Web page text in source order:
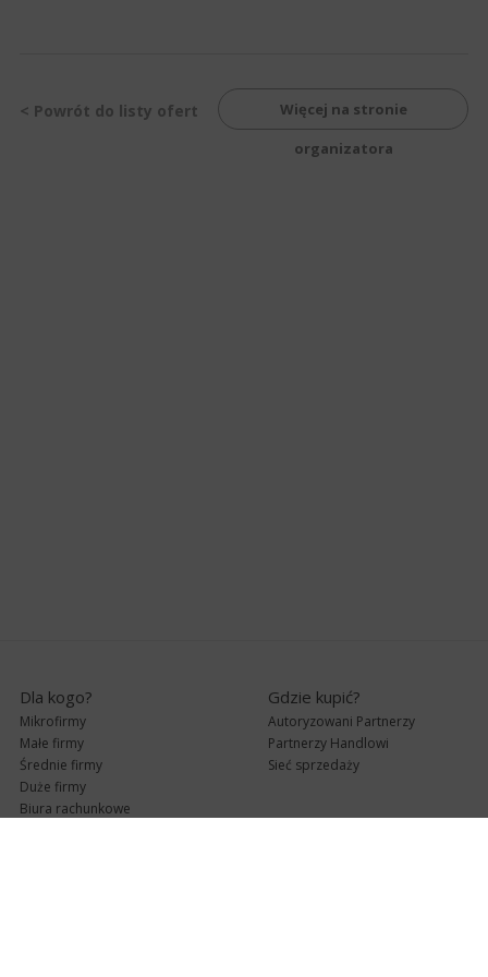
Więcej na stronie
organizatora
< Powrót do listy ofert
Dla kogo?
Mikrofirmy
Małe firmy
Średnie firmy
Duże firmy
Biura rachunkowe
Gdzie kupić?
Autoryzowani Partnerzy
Partnerzy Handlowi
Sieć sprzedaży